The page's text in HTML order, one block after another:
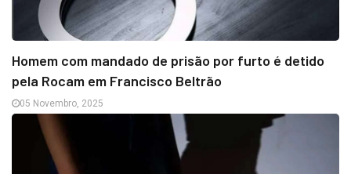
Homem com mandado de prisão por furto é detido
pela Rocam em Francisco Beltrão
05 Novembro, 2025